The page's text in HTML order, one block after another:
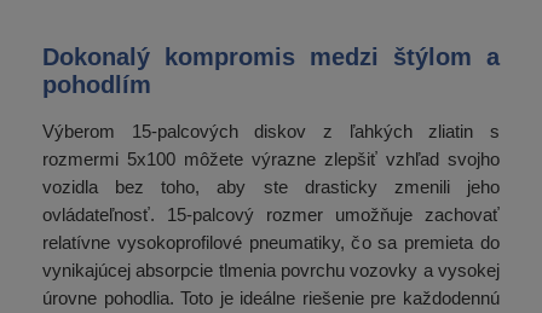
Dokonalý kompromis medzi štýlom a
pohodlím
Výberom 15-palcových diskov z ľahkých zliatin s
rozmermi 5x100 môžete výrazne zlepšiť vzhľad svojho
vozidla bez toho, aby ste drasticky zmenili jeho
ovládateľnosť. 15-palcový rozmer umožňuje zachovať
relatívne vysokoprofilové pneumatiky, čo sa premieta do
vynikajúcej absorpcie tlmenia povrchu vozovky a vysokej
úrovne pohodlia. Toto je ideálne riešenie pre každodennú